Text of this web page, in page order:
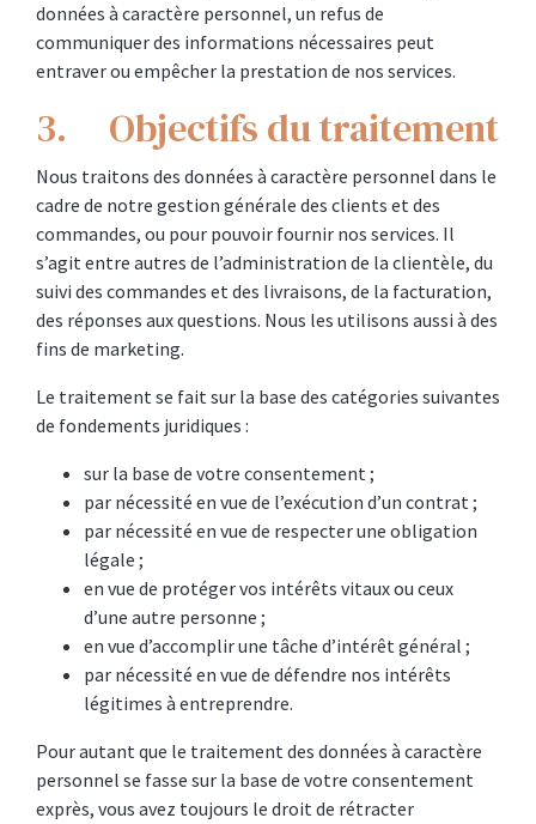
données à caractère personnel, un refus de
communiquer des informations nécessaires peut
entraver ou empêcher la prestation de nos services.
3. Objectifs du traitement
Nous traitons des données à caractère personnel dans le
cadre de notre gestion générale des clients et des
commandes, ou pour pouvoir fournir nos services. Il
s’agit entre autres de l’administration de la clientèle, du
suivi des commandes et des livraisons, de la facturation,
des réponses aux questions. Nous les utilisons aussi à des
fins de marketing.
Le traitement se fait sur la base des catégories suivantes
de fondements juridiques :
sur la base de votre consentement ;
par nécessité en vue de l’exécution d’un contrat ;
par nécessité en vue de respecter une obligation
légale ;
en vue de protéger vos intérêts vitaux ou ceux
d’une autre personne ;
en vue d’accomplir une tâche d’intérêt général ;
par nécessité en vue de défendre nos intérêts
légitimes à entreprendre.
Pour autant que le traitement des données à caractère
personnel se fasse sur la base de votre consentement
exprès, vous avez toujours le droit de rétracter